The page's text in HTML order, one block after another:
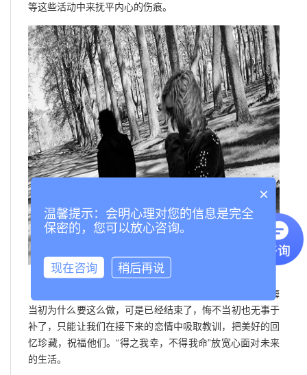
等这些活动中来抚平内心的伤痕。
不要自责，不要钻牛角尖。特别是回忆起往事，后悔
当初为什么要这么做，可是已经结束了，悔不当初也无事于
补了，只能让我们在接下来的恋情中吸取教训，把美好的回
忆珍藏，祝福他们。“得之我幸，不得我命”放宽心面对未来
的生活。
×
温馨提示：会明心理对您的信息是完全
保密的，您可以放心咨询。
现在咨询 稍后再说